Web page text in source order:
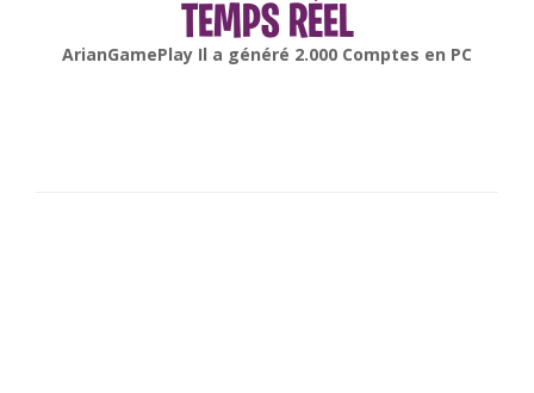
TEMPS RÉEL
gonsabellaIl a généré6.000Comptes enAndroid